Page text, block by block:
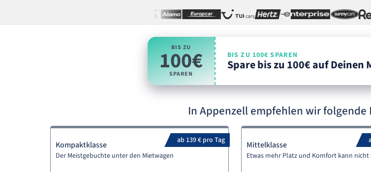
BIS ZU
100€
SPAREN
BIS ZU 100€ SPAREN
Spare bis zu 100€ auf Deinen
In Appenzell empfehlen wir
ab 139 € pro Tag
Kompaktklasse
Der Meistgebuchte unter den Mietwagen
Mittelklasse
Etwas mehr Platz und Komfort kann nicht